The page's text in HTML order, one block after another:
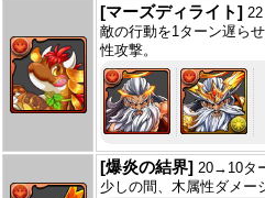
[マーズディライト]
敵の行動を1ターン遅ら
性攻撃。
[爆炎の結界] 20→10タ
少しの間、木属性ダメー